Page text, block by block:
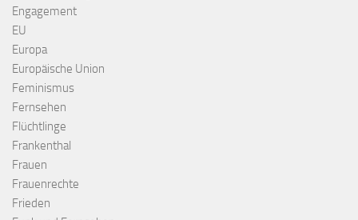
Engagement
EU
Europa
Europäische Union
Feminismus
Fernsehen
Flüchtlinge
Frankenthal
Frauen
Frauenrechte
Frieden